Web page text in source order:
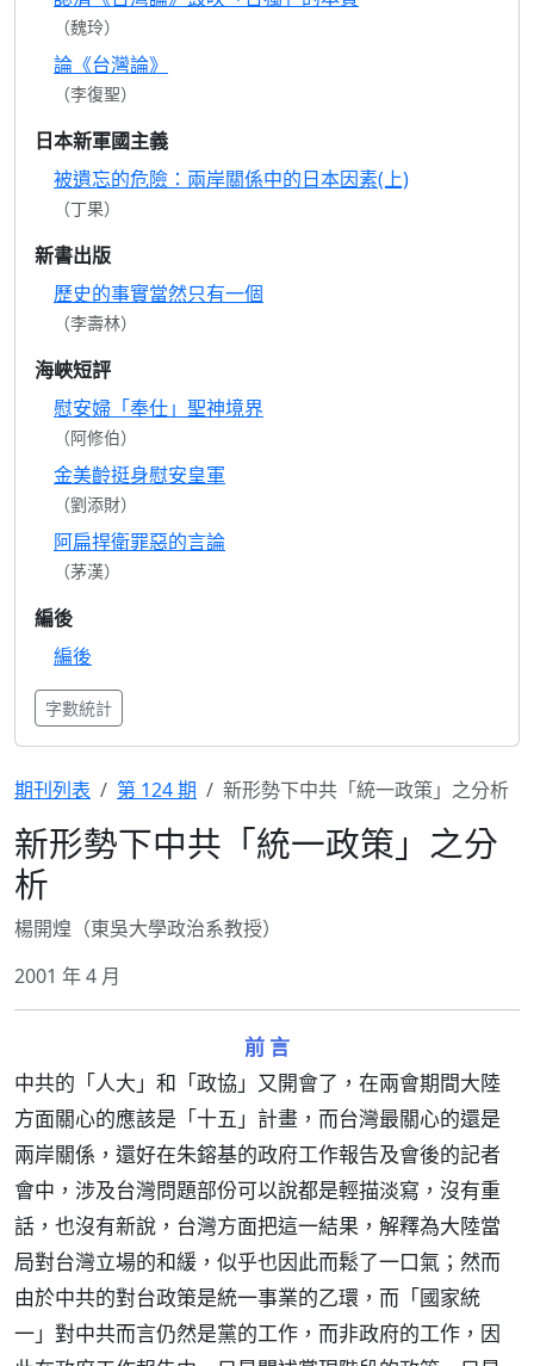
（魏玲）
論《台灣論》
（李復聖）
日本新軍國主義
被遺忘的危險：兩岸關係中的日本因素(上)
（丁果）
新書出版
歷史的事實當然只有一個
（李壽林）
海峽短評
慰安婦「奉仕」聖神境界
（阿修伯）
金美齡挺身慰安皇軍
（劉添財）
阿扁捍衛罪惡的言論
（茅漢）
編後
編後
字數統計
期刊列表 第 124 期 新形勢下中共「統一政策」之分析
新形勢下中共「統一政策」之分
析
楊開煌（東吳大學政治系教授）
2001 年 4 月
前 言
中共的「人大」和「政協」又開會了，在兩會期間大陸
方面關心的應該是「十五」計畫，而台灣最關心的還是
兩岸關係，還好在朱鎔基的政府工作報告及會後的記者
會中，涉及台灣問題部份可以說都是輕描淡寫，沒有重
話，也沒有新說，台灣方面把這一結果，解釋為大陸當
局對台灣立場的和緩，似乎也因此而鬆了一口氣；然而
由於中共的對台政策是統一事業的乙環，而「國家統
一」對中共而言仍然是黨的工作，而非政府的工作，因